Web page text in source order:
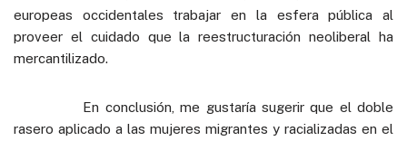
europeas occidentales trabajar en la esfera pública al
proveer el cuidado que la reestructuración neoliberal ha
mercantilizado.
En conclusión, me gustaría sugerir que el doble
rasero aplicado a las mujeres migrantes y racializadas en el